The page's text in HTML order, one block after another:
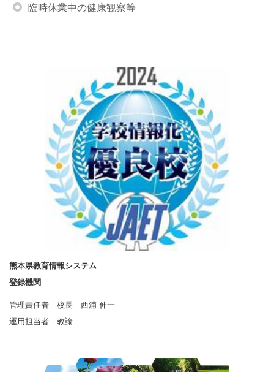
臨時休業中の健康観察等
熊本県教育情報システム
登録機関
管理責任者 校長 西浦 伸一
運用担当者 教諭